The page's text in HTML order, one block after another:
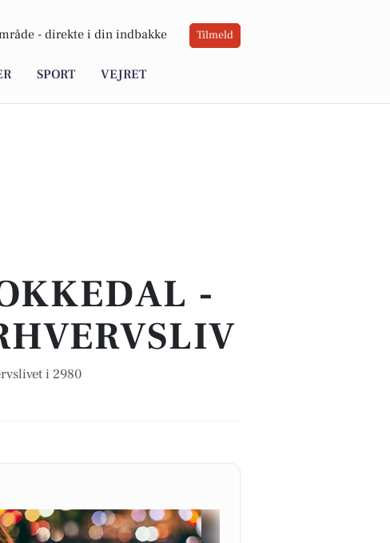
- direkte i din indbakke Tilmeld
SPORT VEJRET
-
i 2980